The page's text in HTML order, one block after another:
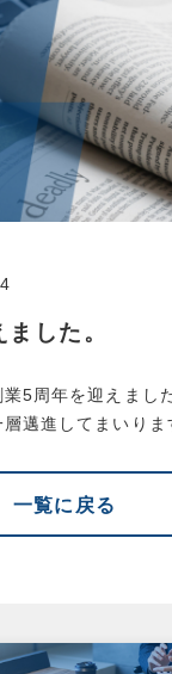
した。
5周年を迎えまし
邁進してまいりま
一覧に戻る